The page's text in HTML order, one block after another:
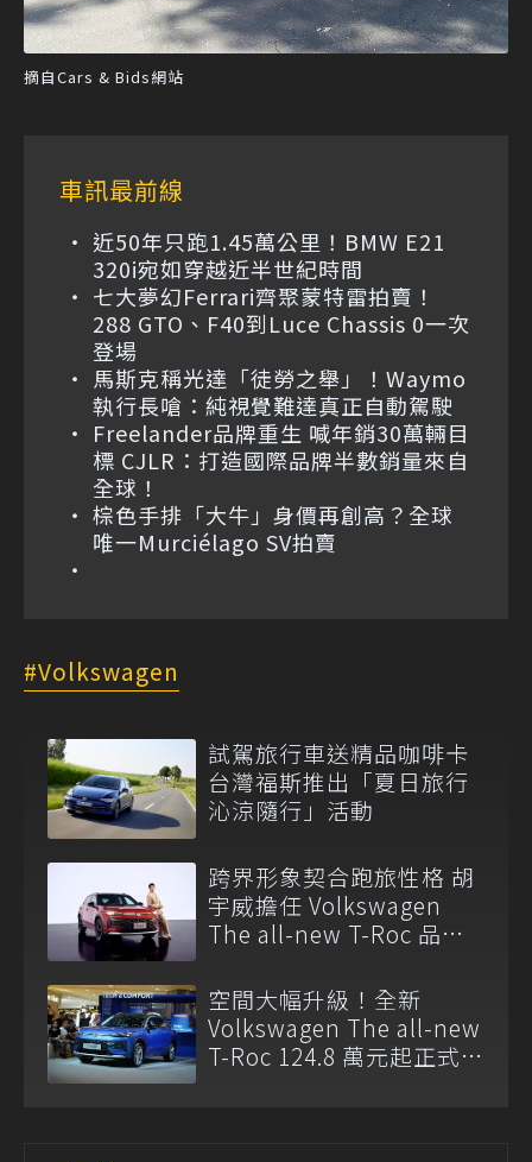
摘自Cars & Bids網站
車訊最前線
近50年只跑1.45萬公里！BMW E21
320i宛如穿越近半世紀時間
七大夢幻Ferrari齊聚蒙特雷拍賣！
288 GTO、F40到Luce Chassis 0一次
登場
馬斯克稱光達「徒勞之舉」！Waymo
執行長嗆：純視覺難達真正自動駕駛
Freelander品牌重生 喊年銷30萬輛目
標 CJLR：打造國際品牌半數銷量來自
全球！
棕色手排「大牛」身價再創高？全球
唯一Murciélago SV拍賣
Volkswagen
試駕旅行車送精品咖啡卡
台灣福斯推出「夏日旅行
沁涼隨行」活動
跨界形象契合跑旅性格 胡
宇威擔任 Volkswagen
The all-new T-Roc 品牌
空間大幅升級！全新
Volkswagen The all-new
T-Roc 124.8 萬元起正式上